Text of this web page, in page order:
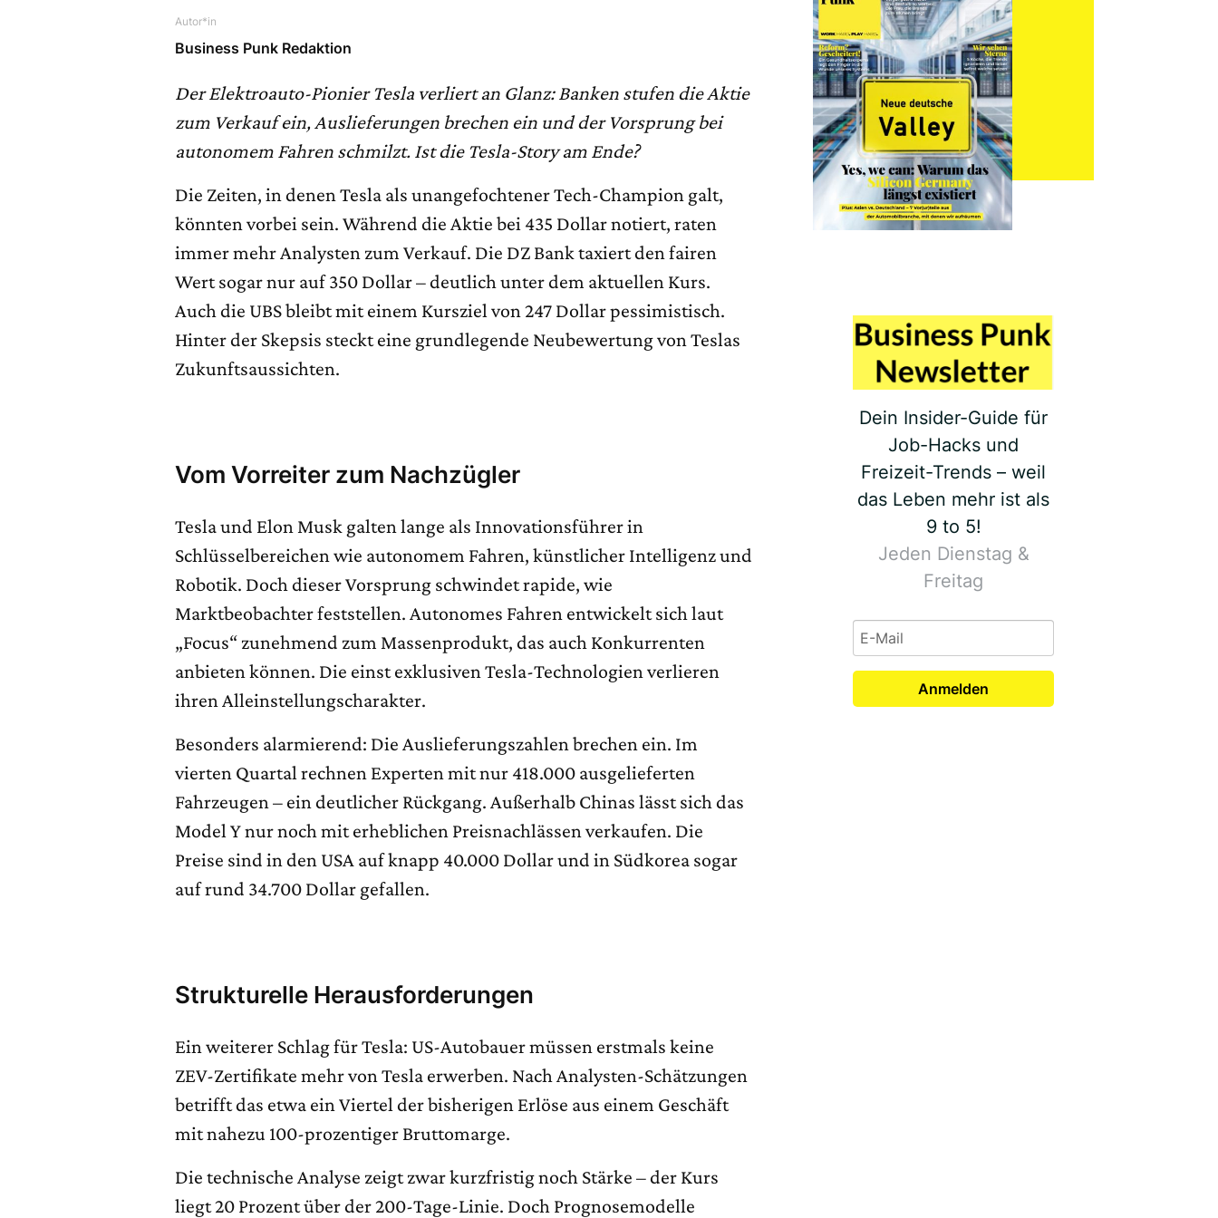
Autor*in
Business Punk Redaktion
Der Elektroauto-Pionier Tesla verliert an Glanz: Banken stufen die Aktie
zum Verkauf ein, Auslieferungen brechen ein und der Vorsprung bei
autonomem Fahren schmilzt. Ist die Tesla-Story am Ende?
Die Zeiten, in denen Tesla als unangefochtener Tech-Champion galt,
könnten vorbei sein. Während die Aktie bei 435 Dollar notiert, raten
immer mehr Analysten zum Verkauf. Die DZ Bank taxiert den fairen
Wert sogar nur auf 350 Dollar – deutlich unter dem aktuellen Kurs.
Auch die UBS bleibt mit einem Kursziel von 247 Dollar pessimistisch.
Hinter der Skepsis steckt eine grundlegende Neubewertung von Teslas
Zukunftsaussichten.
Vom Vorreiter zum Nachzügler
Tesla und Elon Musk galten lange als Innovationsführer in
Schlüsselbereichen wie autonomem Fahren, künstlicher Intelligenz und
Robotik. Doch dieser Vorsprung schwindet rapide, wie
Marktbeobachter feststellen. Autonomes Fahren entwickelt sich laut
„Focus“ zunehmend zum Massenprodukt, das auch Konkurrenten
anbieten können. Die einst exklusiven Tesla-Technologien verlieren
ihren Alleinstellungscharakter.
Besonders alarmierend: Die Auslieferungszahlen brechen ein. Im
vierten Quartal rechnen Experten mit nur 418.000 ausgelieferten
Fahrzeugen – ein deutlicher Rückgang. Außerhalb Chinas lässt sich das
Model Y nur noch mit erheblichen Preisnachlässen verkaufen. Die
Preise sind in den USA auf knapp 40.000 Dollar und in Südkorea sogar
auf rund 34.700 Dollar gefallen.
Strukturelle Herausforderungen
Ein weiterer Schlag für Tesla: US-Autobauer müssen erstmals keine
ZEV-Zertifikate mehr von Tesla erwerben. Nach Analysten-Schätzungen
betrifft das etwa ein Viertel der bisherigen Erlöse aus einem Geschäft
mit nahezu 100-prozentiger Bruttomarge.
Die technische Analyse zeigt zwar kurzfristig noch Stärke – der Kurs
liegt 20 Prozent über der 200-Tage-Linie. Doch Prognosemodelle
Dein Insider-Guide für
Job-Hacks und
Freizeit-Trends – weil
das Leben mehr ist als
9 to 5!
Jeden Dienstag &
Freitag
Anmelden